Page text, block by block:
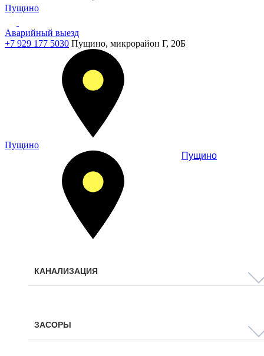
Пущино
Аварийный выезд
+7 929 177 5030 Пущино, микрорайон Г, 20Б
Пущино
Пущино
КАНАЛИЗАЦИЯ
ЗАСОРЫ